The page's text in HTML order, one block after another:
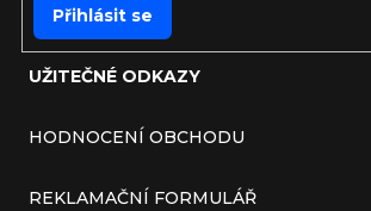
UŽITEČNÉ ODKAZY
HODNOCENÍ OBCHODU
REKLAMAČNÍ FORMULÁŘ
Přihlásit se